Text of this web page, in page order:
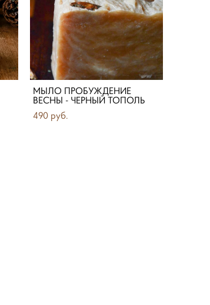
МЫЛО ПРОБУЖДЕНИЕ
ВЕСНЫ - ЧЕРНЫЙ ТОПОЛЬ
490 pуб.